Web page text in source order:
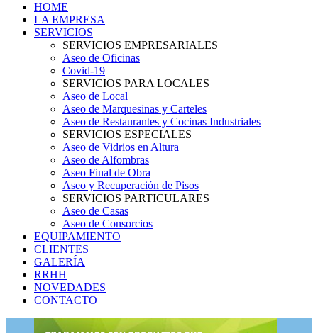
HOME
LA EMPRESA
SERVICIOS
SERVICIOS EMPRESARIALES
Aseo de Oficinas
Covid-19
SERVICIOS PARA LOCALES
Aseo de Local
Aseo de Marquesinas y Carteles
Aseo de Restaurantes y Cocinas Industriales
SERVICIOS ESPECIALES
Aseo de Vidrios en Altura
Aseo de Alfombras
Aseo Final de Obra
Aseo y Recuperación de Pisos
SERVICIOS PARTICULARES
Aseo de Casas
Aseo de Consorcios
EQUIPAMIENTO
CLIENTES
GALERÍA
RRHH
NOVEDADES
CONTACTO